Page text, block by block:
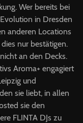
Wer bereits bei
in Dresden
anderen Locations
nur bestätigen.
an den Decks.
Aroma+ engagiert
und
sie liebt, in allen
sie den
FLINTA DJs zu